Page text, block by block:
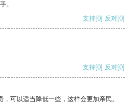
。
支持[0] 反对[0]
支持[0] 反对[0]
可以适当降低一些，这样会更加亲民。